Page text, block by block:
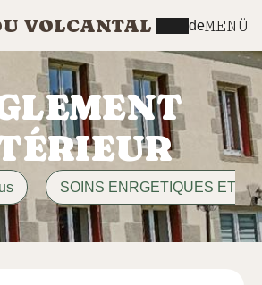
VOLCANTAL deMENÜ
SOINS ENRGETIQUES ET